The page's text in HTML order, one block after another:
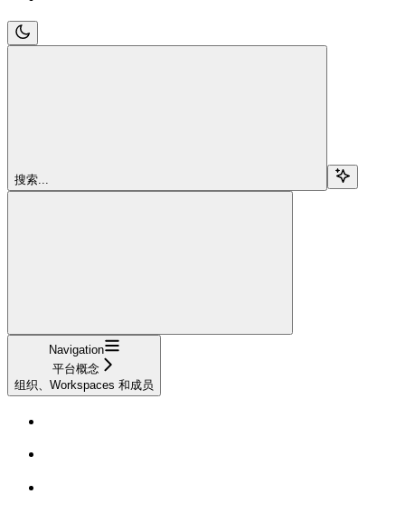
搜索...
Navigation
平台概念
组织、Workspaces 和成员